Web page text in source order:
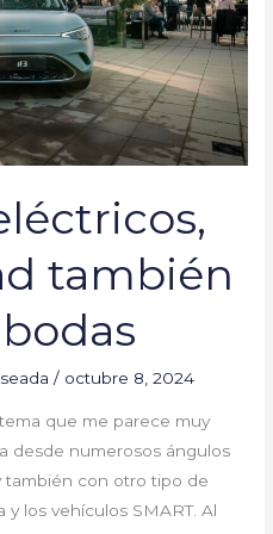
también
/ octubre 8, 2024
que me parece muy
desde numerosos ángulos
también con otro tipo de
los vehículos SMART. Al